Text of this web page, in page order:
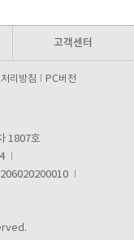
고객센터
리방침 PC버전
1807호